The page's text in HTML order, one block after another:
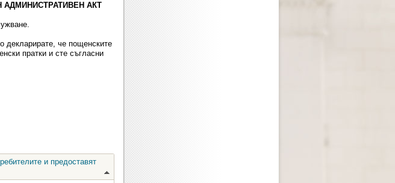
АКТ
декларирате, че пощенските
пратки и сте съгласни
и предоставят